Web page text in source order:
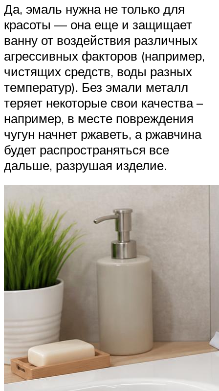
Да, эмаль нужна не только для
красоты — она еще и защищает
ванну от воздействия различных
агрессивных факторов (например,
чистящих средств, воды разных
температур). Без эмали металл
теряет некоторые свои качества –
например, в месте повреждения
чугун начнет ржаветь, а ржавчина
будет распространяться все
дальше, разрушая изделие.